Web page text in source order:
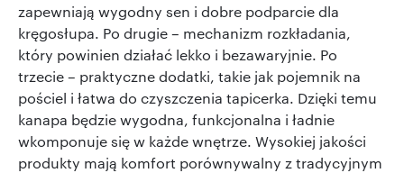
zapewniają wygodny sen i dobre podparcie dla
kręgosłupa. Po drugie – mechanizm rozkładania,
który powinien działać lekko i bezawaryjnie. Po
trzecie – praktyczne dodatki, takie jak pojemnik na
pościel i łatwa do czyszczenia tapicerka. Dzięki temu
kanapa będzie wygodna, funkcjonalna i ładnie
wkomponuje się w każde wnętrze. Wysokiej jakości
produkty mają komfort porównywalny z tradycyjnym